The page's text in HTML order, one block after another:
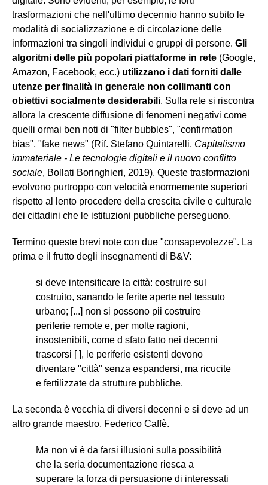
trasformazioni che nell'ultimo decennio hanno subito le
modalità di socializzazione e di circolazione delle
informazioni tra singoli individui e gruppi di persone. Gli
algoritmi delle più popolari piattaforme in rete (Google,
Amazon, Facebook, ecc.) utilizzano i dati forniti dalle
utenze per finalità in generale non collimanti con
obiettivi socialmente desiderabili. Sulla rete si riscontra
allora la crescente diffusione di fenomeni negativi come
quelli ormai ben noti di "filter bubbles", "confirmation
bias", "fake news" (Rif. Stefano Quintarelli, Capitalismo
immateriale - Le tecnologie digitali e il nuovo conflitto
sociale, Bollati Boringhieri, 2019). Queste trasformazioni
evolvono purtroppo con velocità enormemente superiori
rispetto al lento procedere della crescita civile e culturale
dei cittadini che le istituzioni pubbliche perseguono.
Termino queste brevi note con due "consapevolezze". La
prima e il frutto degli insegnamenti di B&V:
si deve intensificare la città: costruire sul
costruito, sanando le ferite aperte nel tessuto
urbano; [...] non si possono pii costruire
periferie remote e, per molte ragioni,
insostenibili, come d sfato fatto nei decenni
trascorsi [ ], le periferie esistenti devono
diventare "città" senza espandersi, ma ricucite
e fertilizzate da strutture pubbliche.
La seconda è vecchia di diversi decenni e si deve ad un
altro grande maestro, Federico Caffè.
Ma non vi è da farsi illusioni sulla possibilità
che la seria documentazione riesca a
superare la forza di persuasione di interessati